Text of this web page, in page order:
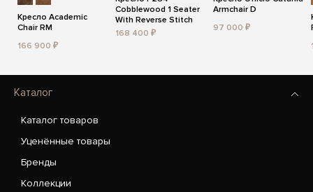
Кресло Academic
Chair RM
166 900 ₽
Cobblewood 1 Seater
With Reverse Stitch
168 400 ₽
Armchair D
97 000 ₽
Каталог
Каталог товаров
Уценённые товары
Бренды
Коллекции